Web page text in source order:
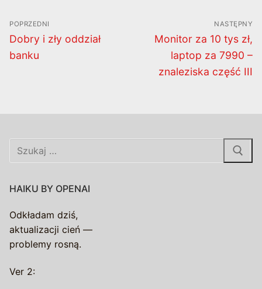
Nawigacja
wpisu
POPRZEDNI
Poprzedni
wpis:
Dobry i zły oddział
banku
NASTĘPNY
Następny
wpis:
Monitor za 10 tys zł,
laptop za 7990 –
znaleziska część III
Szukaj:
HAIKU BY OPENAI
Odkładam dziś,
aktualizacji cień —
problemy rosną.
Ver 2: